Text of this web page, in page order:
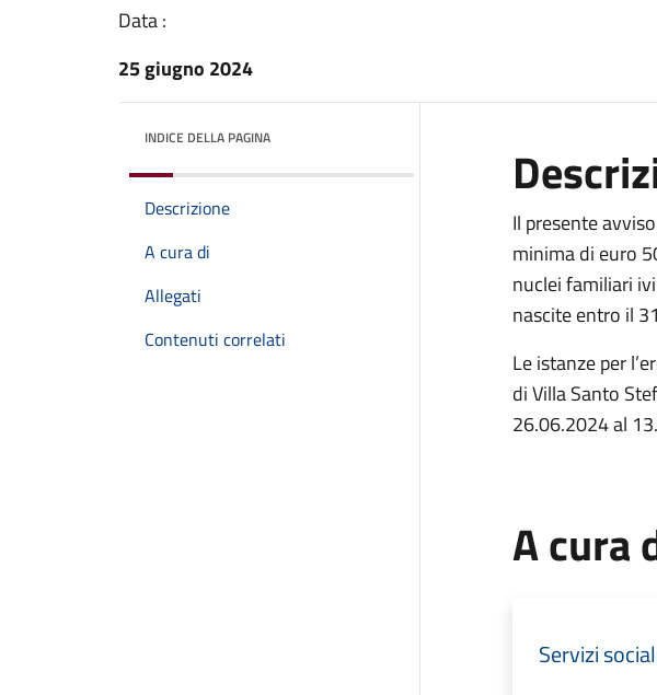
Data :
25 giugno 2024
INDICE DELLA PAGINA
Descrizione
A cura di
Allegati
Contenuti correlati
Il presente
minima di euro
nuclei familiari
nascite entro il
Le istanze per
di Villa Santo
26.06.2024 al
A cura
Servizi